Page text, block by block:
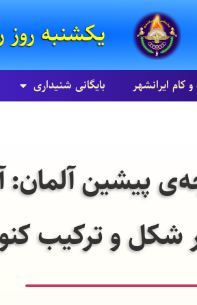
یکشنبه روز رشن، ۱۸
کام ایرانشهر بایگانی شنيداری
پیشین
شکل و ترکیب